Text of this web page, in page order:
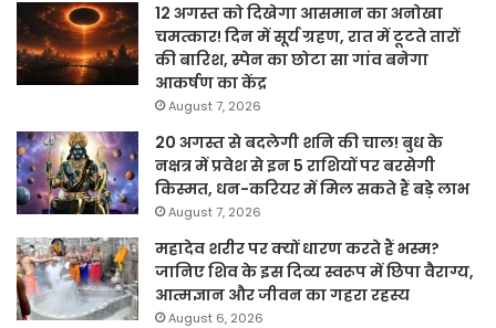
12 अगस्त को दिखेगा आसमान का अनोखा
चमत्कार! दिन में सूर्य ग्रहण, रात में टूटते तारों
की बारिश, स्पेन का छोटा सा गांव बनेगा
आकर्षण का केंद्र
August 7, 2026
20 अगस्त से बदलेगी शनि की चाल! बुध के
नक्षत्र में प्रवेश से इन 5 राशियों पर बरसेगी
किस्मत, धन-करियर में मिल सकते हैं बड़े लाभ
August 7, 2026
महादेव शरीर पर क्यों धारण करते हैं भस्म?
जानिए शिव के इस दिव्य स्वरूप में छिपा वैराग्य,
आत्मज्ञान और जीवन का गहरा रहस्य
August 6, 2026